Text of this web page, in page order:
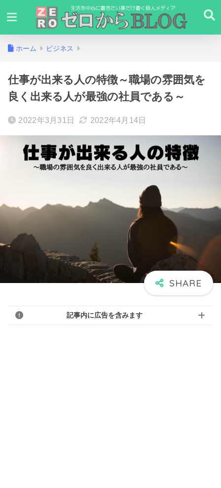
ホーム ビジネス
仕事が出来る人の特徴～職場の雰囲気を
良く出来る人が最強の社員である～
2022年3月31日 2022年4月14日
記事内に広告を含みます